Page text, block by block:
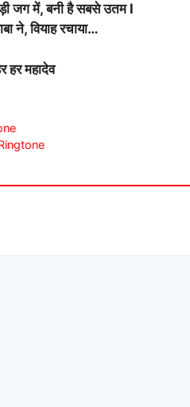
जग में, बनी है सबसे उतम l
ने, वियाह रचाया…
हर महादेव